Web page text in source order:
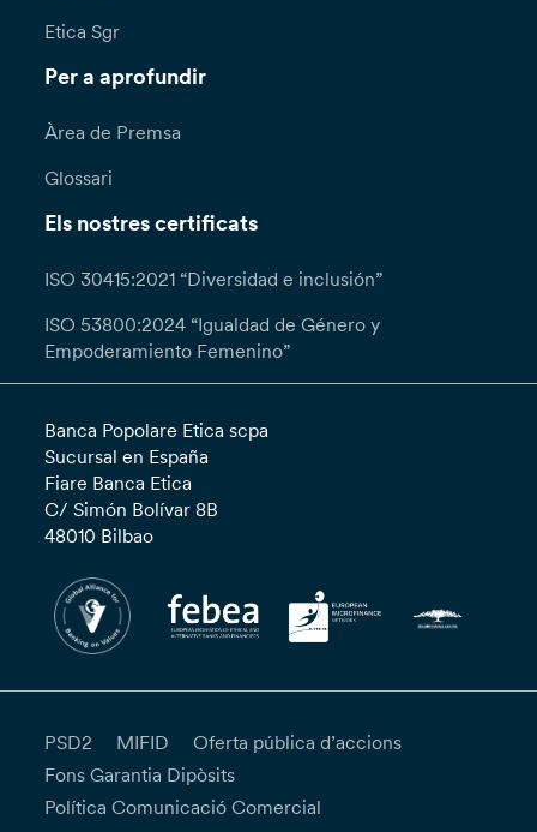
Etica Sgr
Per a aprofundir
Àrea de Premsa
Glossari
Els nostres certificats
ISO 30415:2021 “Diversidad e inclusión”
ISO 53800:2024 “Igualdad de Género y
Empoderamiento Femenino”
Banca Popolare Etica scpa
Sucursal en España
Fiare Banca Etica
C/ Simón Bolívar 8B
48010 Bilbao
PSD2 MIFID
Oferta pública d’accions
Fons Garantia Dipòsits
Política Comunicació Comercial